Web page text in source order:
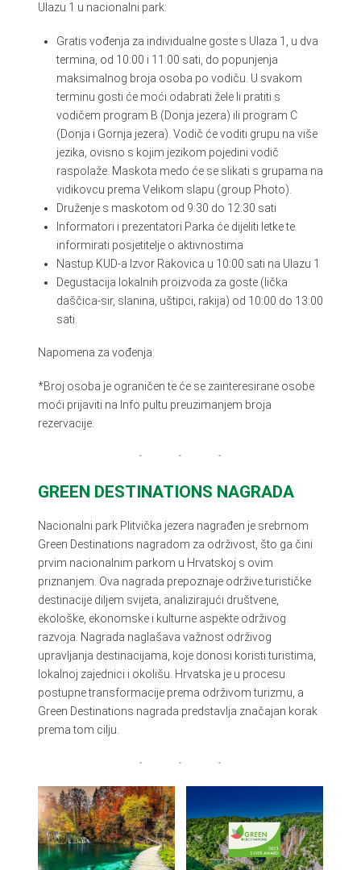
Ulazu 1 u nacionalni park:
Gratis vođenja za individualne goste s Ulaza 1, u dva
termina, od 10:00 i 11:00 sati, do popunjenja
maksimalnog broja osoba po vodiču. U svakom
terminu gosti će moći odabrati žele li pratiti s
vodičem program B (Donja jezera) ili program C
(Donja i Gornja jezera). Vodič će voditi grupu na više
jezika, ovisno s kojim jezikom pojedini vodič
raspolaže. Maskota medo će se slikati s grupama na
vidikovcu prema Velikom slapu (group Photo).
Druženje s maskotom od 9:30 do 12:30 sati
Informatori i prezentatori Parka će dijeliti letke te
informirati posjetitelje o aktivnostima
Nastup KUD-a Izvor Rakovica u 10:00 sati na Ulazu 1
Degustacija lokalnih proizvoda za goste (lička
daščica-sir, slanina, uštipci, rakija) od 10:00 do 13:00
sati.
Napomena za vođenja:
*Broj osoba je ograničen te će se zainteresirane osobe
moći prijaviti na Info pultu preuzimanjem broja
rezervacije.
GREEN DESTINATIONS NAGRADA
Nacionalni park Plitvička jezera nagrađen je srebrnom
Green Destinations nagradom za održivost, što ga čini
prvim nacionalnim parkom u Hrvatskoj s ovim
priznanjem. Ova nagrada prepoznaje održive turističke
destinacije diljem svijeta, analizirajući društvene,
ekološke, ekonomske i kulturne aspekte održivog
razvoja. Nagrada naglašava važnost održivog
upravljanja destinacijama, koje donosi koristi turistima,
lokalnoj zajednici i okolišu. Hrvatska je u procesu
postupne transformacije prema održivom turizmu, a
Green Destinations nagrada predstavlja značajan korak
prema tom cilju.